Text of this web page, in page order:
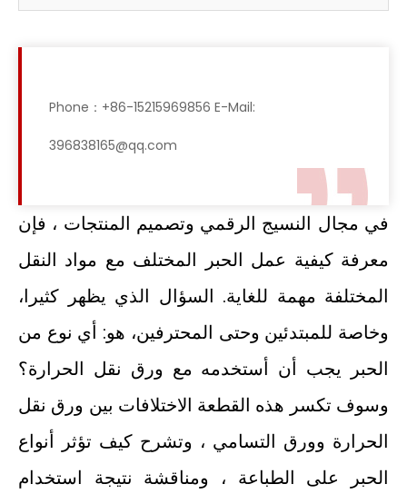
Phone：+86-15215969856 E-Mail:
396838165@qq.com
في مجال النسيج الرقمي وتصميم المنتجات ، فإن
معرفة كيفية عمل الحبر المختلف مع مواد النقل
المختلفة مهمة للغاية. السؤال الذي يظهر كثيرا،
وخاصة للمبتدئين وحتى المحترفين، هو: أي نوع من
الحبر يجب أن أستخدمه مع ورق نقل الحرارة؟
وسوف تكسر هذه القطعة الاختلافات بين ورق نقل
الحرارة وورق التسامي ، وتشرح كيف تؤثر أنواع
الحبر على الطباعة ، ومناقشة نتيجة استخدام